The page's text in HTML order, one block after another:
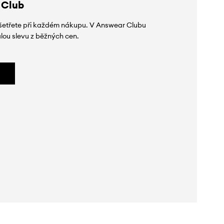
při každém nákupu. V Answear Clubu
slevu z běžných cen.